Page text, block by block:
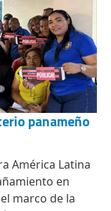
panameño
América Latina
en
marco de la